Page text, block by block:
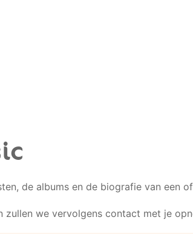
de albums en de biografie van een
we vervolgens contact met je